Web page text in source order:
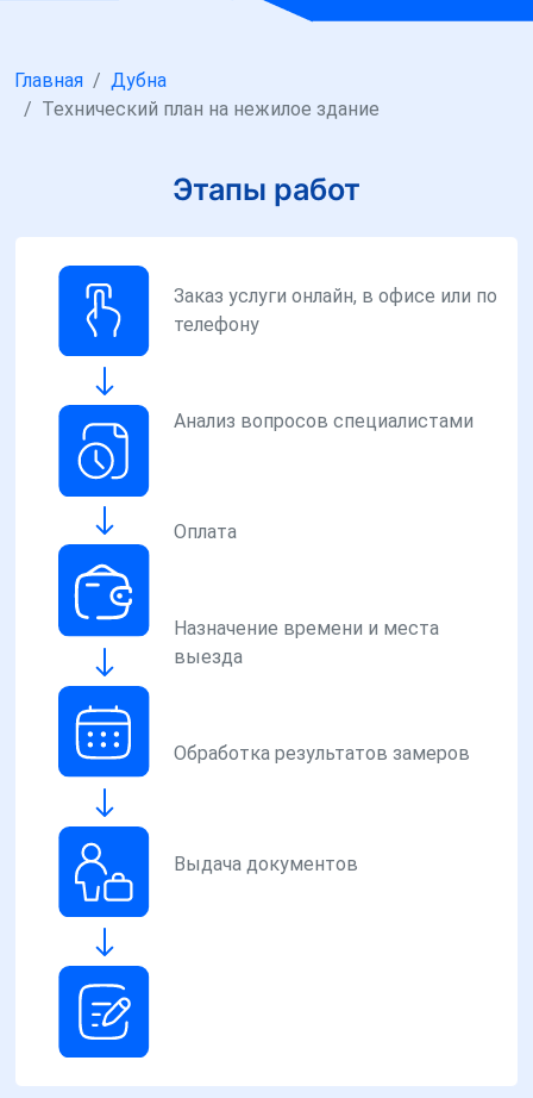
Главная
Дубна
Технический план на нежилое здание
Этапы работ
Заказ услуги онлайн, в офисе или по
телефону
Анализ вопросов специалистами
Оплата
Назначение времени и места
выезда
Обработка результатов замеров
Выдача документов